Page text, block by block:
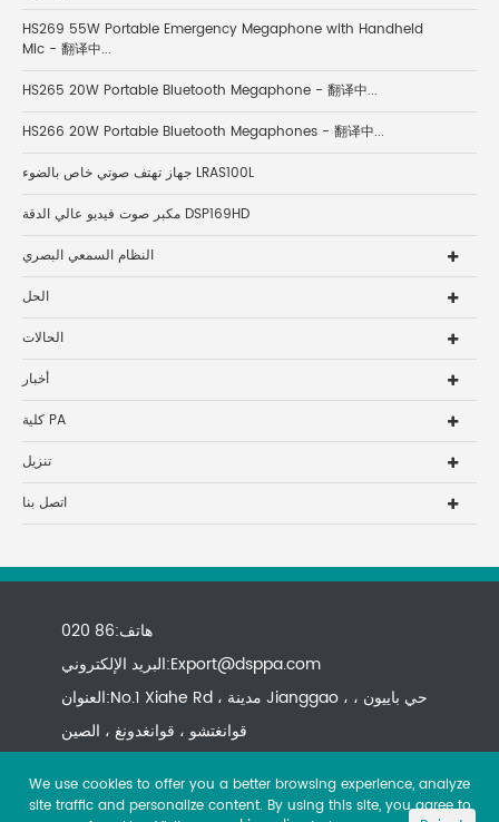
HS269 55W Portable Emergency Megaphone with Handheld
Mic - 翻译中...
HS265 20W Portable Bluetooth Megaphone - 翻译中...
HS266 20W Portable Bluetooth Megaphones - 翻译中...
جهاز تهتف صوتي خاص بالضوء LRAS100L
مكبر صوت فيديو عالي الدقة DSP169HD
النظام السمعي البصري
الحل
الحالات
أخبار
كلية PA
تنزيل
اتصل بنا
هاتف:86 020
البريد الإلكتروني:Export@dsppa.com
العنوان:No.1 Xiahe Rd ، مدينة Jianggao ، حي باييون ،
قوانغتشو ، قوانغدونغ ، الصين
We use cookies to offer you a better browsing experience, analyze
site traffic and personalize content. By using this site, you agree to